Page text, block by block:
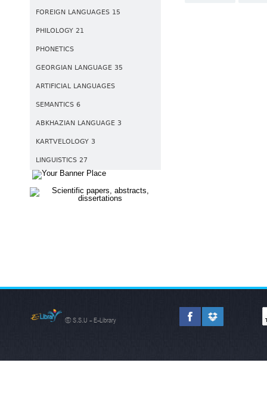
FOREIGN LANGUAGES 15
PHILOLOGY 21
PHONETICS
GEORGIAN LANGUAGE 35
ARTIFICIAL LANGUAGES
SEMANTICS 6
ABKHAZIAN LANGUAGE 3
KARTVELOLOGY 3
LINGUISTICS 27
© S.S.U - E-Library